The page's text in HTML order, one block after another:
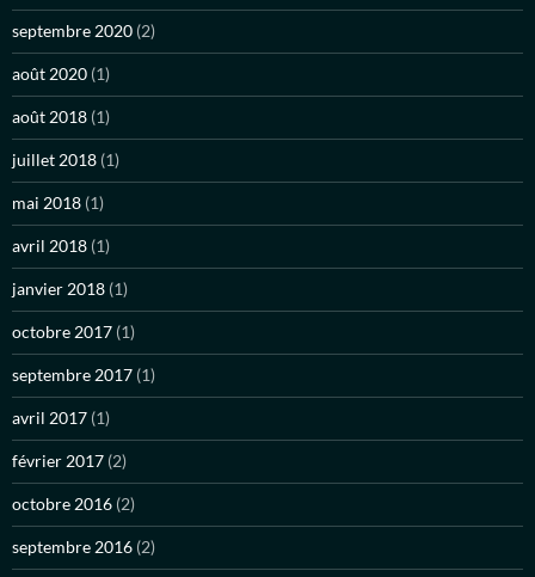
septembre 2020 (2)
août 2020 (1)
août 2018 (1)
juillet 2018 (1)
mai 2018 (1)
avril 2018 (1)
janvier 2018 (1)
octobre 2017 (1)
septembre 2017 (1)
avril 2017 (1)
février 2017 (2)
octobre 2016 (2)
septembre 2016 (2)